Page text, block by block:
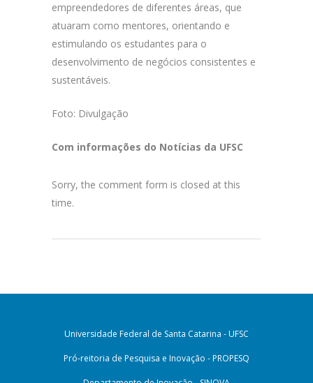
empreendedores de diferentes áreas, que
atuaram como mentores, orientando e
estimulando os estudantes para o
desenvolvimento de negócios consistentes e
sustentáveis.
Foto: Divulgação
Com informações do Notícias da UFSC
Sorry, the comment form is closed at this
time.
Universidade Federal de Santa Catarina - UFSC
Pró-reitoria de Pesquisa e Inovação - PROPESQ